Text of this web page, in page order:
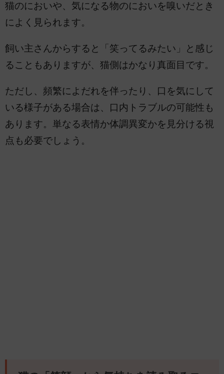
猫のにおいや、気になる物のにおいを嗅いだとき
によく見られます。
飼い主さんからすると「笑ってるみたい」と感じ
ることもありますが、猫側はかなり真面目です。
ただし、頻繁によだれを伴ったり、口を気にして
いる様子がある場合は、口内トラブルの可能性も
あります。単なる表情か体調異変かを見分ける視
点も必要でしょう。